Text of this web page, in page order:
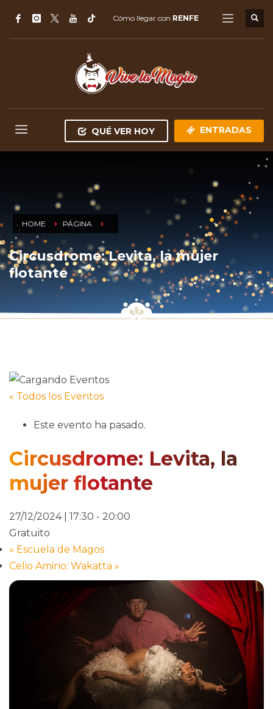
Cómo llegar con RENFE
QUÉ VER HOY ENTRADAS
HOME PÁGINA
Circusdrome: Levita, la mujer
flotante
« Todos los Eventos
Este evento ha pasado.
Circusdrome: Levita, la
mujer flotante
27/12/2024 | 17:30 - 20:00
Gratuito
« Escuela de Magos
Celio Amino: Wakatta »